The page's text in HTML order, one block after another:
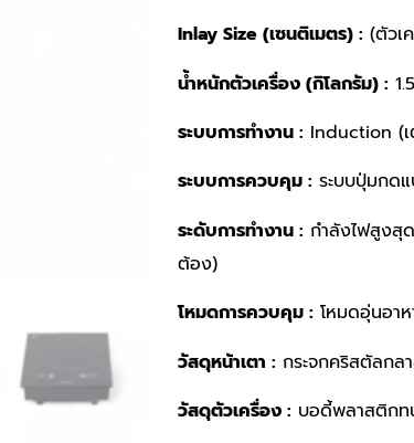
Inlay Size (เซนติเมตร) : (ตัวเ
น้ำหนักตัวเครื่อง (กิโลกรัม) : 1.5
ระบบการทำงาน : Induction (เ
ระบบการควบคุม : ระบบปุ่มกด
ระดับการทำงาน : กำลังไฟสูง
ต้อง)
โหมดการควบคุม : โหมดอุ่นอา
วัสดุหน้าเตา : กระจกคริสตัลกล
วัสดุตัวเครื่อง : บอดี้พลาสติกท